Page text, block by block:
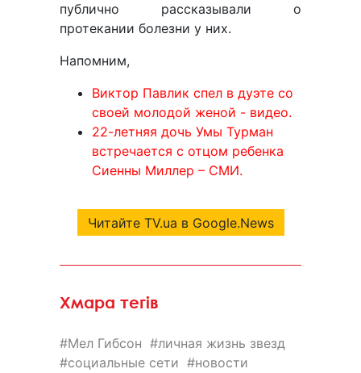
публично рассказывали о
протекании болезни у них.
Напомним,
Виктор Павлик спел в дуэте со
своей молодой женой - видео.
22-летняя дочь Умы Турман
встречается с отцом ребенка
Сиенны Миллер – СМИ.
Читайте TV.ua в Google.News
Хмара тегів
Мел Гибсон
личная жизнь звезд
социальные сети
новости